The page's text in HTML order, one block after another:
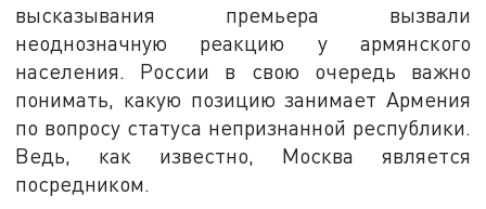
высказывания премьера вызвали
неоднозначную реакцию у армянского
населения. России в свою очередь важно
понимать, какую позицию занимает Армения
по вопросу статуса непризнанной республики.
Ведь, как известно, Москва является
посредником.